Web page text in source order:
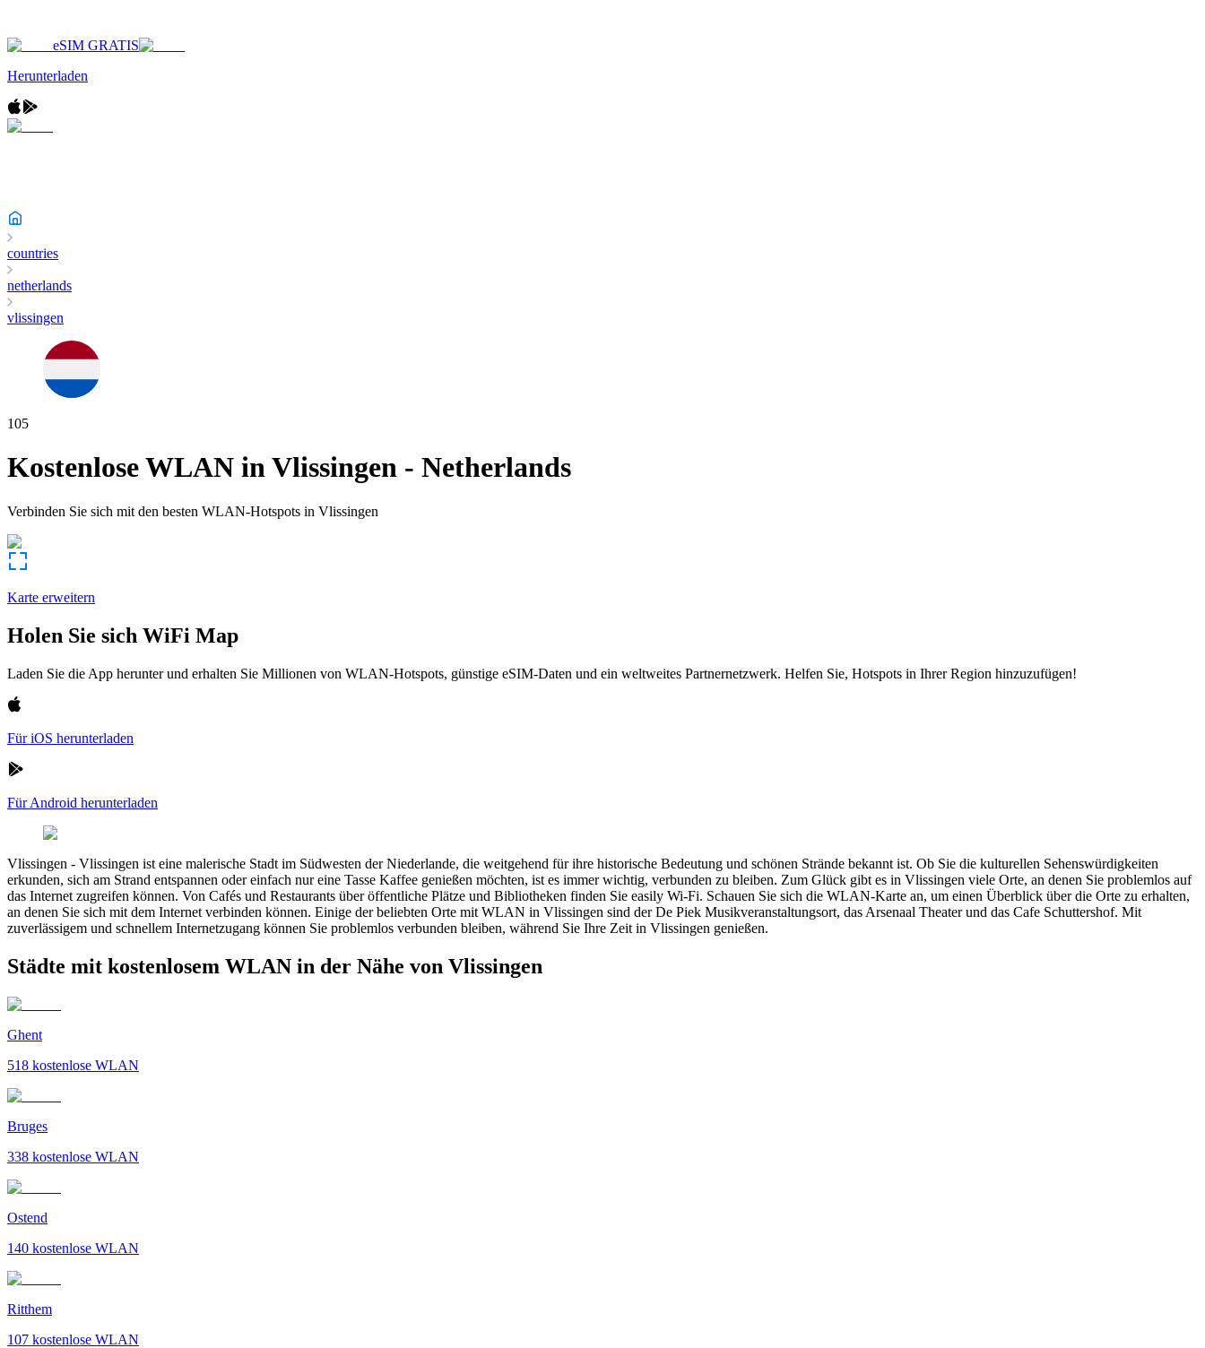
eSIM GRATIS
Herunterladen
countries
netherlands
vlissingen
105
Kostenlose WLAN inVlissingen - Netherlands
Verbinden Sie sich mit den besten WLAN-Hotspots in Vlissingen
Karte erweitern
Holen Sie sich WiFi Map
Laden Sie die App herunter und erhalten Sie Millionen von WLAN-Hotspots, günstige eSIM-Daten und ein weltweites Partnernetzwerk. Helfen Sie, Hotspots in Ihrer Region hinzuzufügen!
Für iOS herunterladen
Für Android herunterladen
Vlissingen - Vlissingen ist eine malerische Stadt im Südwesten der Niederlande, die weitgehend für ihre historische Bedeutung und schönen Strände bekannt ist. Ob Sie die kulturellen Sehenswürdigkeiten
erkunden, sich am Strand entspannen oder einfach nur eine Tasse Kaffee genießen möchten, ist es immer wichtig, verbunden zu bleiben. Zum Glück gibt es in Vlissingen viele Orte, an denen Sie problemlos auf
das Internet zugreifen können. Von Cafés und Restaurants über öffentliche Plätze und Bibliotheken finden Sie easily Wi-Fi. Schauen Sie sich die WLAN-Karte an, um einen Überblick über die Orte zu erhalten,
an denen Sie sich mit dem Internet verbinden können. Einige der beliebten Orte mit WLAN in Vlissingen sind der De Piek Musikveranstaltungsort, das Arsenaal Theater und das Cafe Schuttershof. Mit
zuverlässigem und schnellem Internetzugang können Sie problemlos verbunden bleiben, während Sie Ihre Zeit in Vlissingen genießen.
Städte mit kostenlosem WLAN in der Nähe von Vlissingen
Ghent
518 kostenlose WLAN
Bruges
338 kostenlose WLAN
Ostend
140 kostenlose WLAN
Ritthem
107 kostenlose WLAN